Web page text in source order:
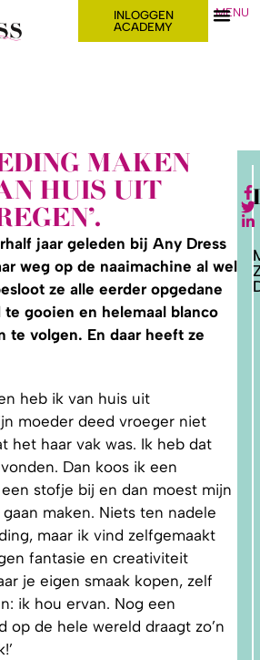
MENU
INLOGGEN
ACADEMY
MAKEN
HUIS UIT
jaar geleden bij Any Dress
weg op de naaimachine al wel
ze alle eerder opgedane
gooien en helemaal blanco
te volgen. En daar heeft ze
heb ik van huis uit
moeder deed vroeger niet
het haar vak was. Ik heb dat
Dan koos ik een
stofje bij en dan moest mijn
maken. Niets ten nadele
maar ik vind zelfgemaakt
fantasie en creativiteit
je eigen smaak kopen, zelf
ik hou ervan. Nog een
op de hele wereld draagt zo’n
LEER IK
2. HOE